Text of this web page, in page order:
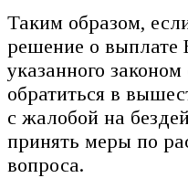
Таким образом,
решение о выплате
указанного
обратиться в
с жалобой на
принять меры по
вопроса.